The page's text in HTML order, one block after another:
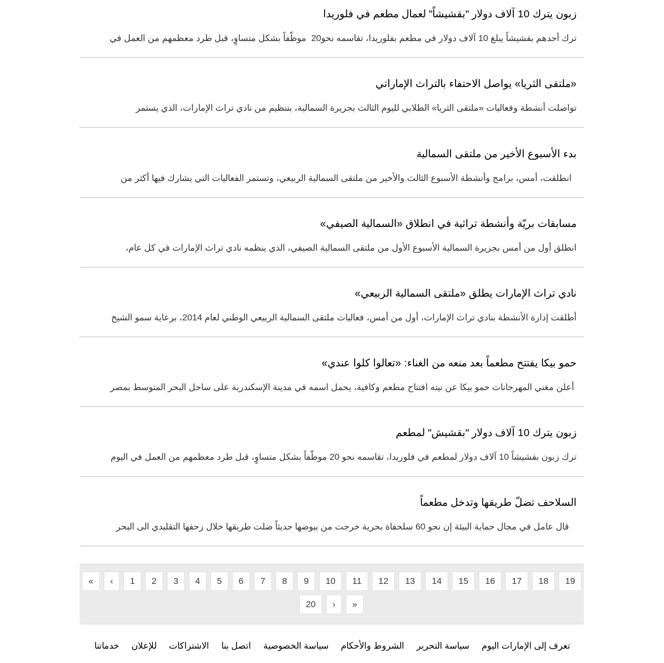
زبون يترك 10 آلاف دولار "بقشيشاً" لعمال مطعم في فلوريدا
ترك أحدهم بقشيشاً يبلغ 10 آلاف دولار في مطعم بفلوريدا، تقاسمه نحو20 موظّفاً بشكل متساوٍ، قبل طرد معظمهم من العمل في
«ملتقى الثريا» يواصل الاحتفاء بالتراث الإماراتي
تواصلت أنشطة وفعاليات «ملتقى الثريا» الطلابي لليوم الثالث بجزيرة السمالية، بتنظيم من نادي تراث الإمارات، الذي يستمر
بدء الأسبوع الأخير من ملتقى السمالية
انطلقت، أمس، برامج وأنشطة الأسبوع الثالث والأخير من ملتقى السمالية الربيعي، وتستمر الفعاليات التي يشارك فيها أكثر من
مسابقات بريّة وأنشطة تراثية في انطلاق «السمالية الصيفي»
انطلق أول من أمس بجزيرة السمالية الأسبوع الأول من ملتقى السمالية الصيفي، الذي ينظمه نادي تراث الإمارات في كل عام،
نادي تراث الإمارات يطلق «ملتقى السمالية الربيعي»
أطلقت إدارة الأنشطة بنادي تراث الإمارات، أول من أمس، فعاليات ملتقى السمالية الربيعي الوطني لعام 2014، برعاية سمو الشيخ
حمو بيكا يفتتح مطعماً بعد منعه من الغناء: «تعالوا كلوا عندي»
أعلن مغني المهرجانات حمو بيكا عن نيته افتتاح مطعم وكافية، يحمل اسمه في مدينة الإسكندرية على ساحل البحر المتوسط بمصر
زبون يترك 10 آلاف دولار "بقشيش" لمطعم
ترك زبون بقشيشاً 10 آلاف دولار لمطعم في فلوريدا، تقاسمه نحو 20 موظّفاً بشكل متساوٍ، قبل طرد معظمهم من العمل في اليوم
السلاحف تضلّ طريقها وتدخل مطعماً
قال عامل في مجال حماية البيئة إن نحو 60 سلحفاة بحرية خرجت من بيوضها حديثاً ضلت طريقها خلال زحفها التقليدي الى البحر
« ‹ 1 2 3 4 5 6 7 8 9 10 11 12 13 14 15 16 17 18 19
20 › »
تعرف إلى الإمارات اليوم سياسة التحرير الشروط والأحكام سياسة الخصوصية اتصل بنا الاشتراكات للإعلان خدماتنا